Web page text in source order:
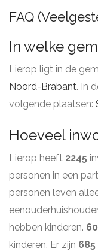
FAQ
In welke
Lierop ligt in de
Noord-Brabant. In
volgende plaatsen:
Hoeveel
Lierop heeft 2245
personen in een
personen leven
hebben kinderen.
kinderen. Er zijn 685